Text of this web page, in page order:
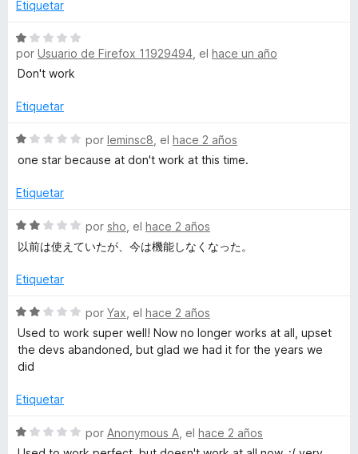
5
c
o
n
d
5
Etiquetar
S
e
v
l
r
ó
o
1
d
e
5
por Usuario de Firefox 11929494 , el hace un año
Don't work
Etiquetar
S
e
a
o
r
ó
c
n
d
e
5
por leminsc8 , el hace 2 años
one star because at don't work at this time.
Etiquetar
S
e
a
o
r
ó
n
d
por sho , el hace 2 años
以前は使えていたが、今は機能しなくなった。
Etiquetar
S
e
v
a
o
ó
c
por Yax , el hace 2 años
Used to work super well! Now no longer works at all, upset
the devs abandoned, but glad we had it for the years we
did
Etiquetar
S
e
por Anonymous A , el hace 2 años